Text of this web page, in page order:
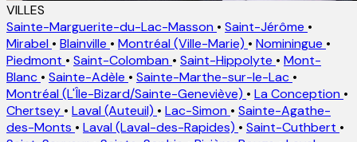
VILLES
Sainte-Marguerite-du-Lac-Masson • Saint-Jérôme •
Mirabel • Blainville • Montréal (Ville-Marie) • Nominingue •
Piedmont • Saint-Colomban • Saint-Hippolyte • Mont-
Blanc • Sainte-Adèle • Sainte-Marthe-sur-le-Lac •
Montréal (L'Île-Bizard/Sainte-Geneviève) • La Conception •
Chertsey • Laval (Auteuil) • Lac-Simon • Sainte-Agathe-
des-Monts • Laval (Laval-des-Rapides) • Saint-Cuthbert •